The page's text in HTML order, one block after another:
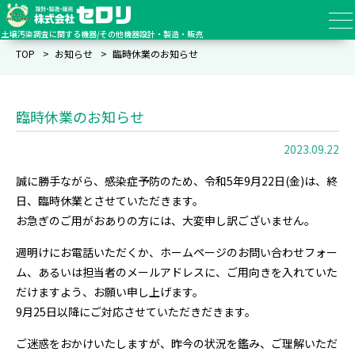
土壌汚染調査に関する機器/その他機器設計・製造・販売
TOP お知らせ 臨時休業のお知らせ
臨時休業のお知らせ
2023.09.22
誠に勝手ながら、感染症予防のため、令和5年9月22日(金)は、終
日、臨時休業とさせていただきます。
お急ぎのご用がおありの方には、大変申し訳ございません。
週明けにお電話いただくか、ホームページのお問い合わせフォー
ム、あるいは担当者のメールアドレスに、 ご用向きを入れていた
だけますよう、お願い申し上げます。
9月25日以降にご対応させていただきだきます。
ご迷惑をおかけいたしますが、昨今の状況を鑑み、ご理解いただ